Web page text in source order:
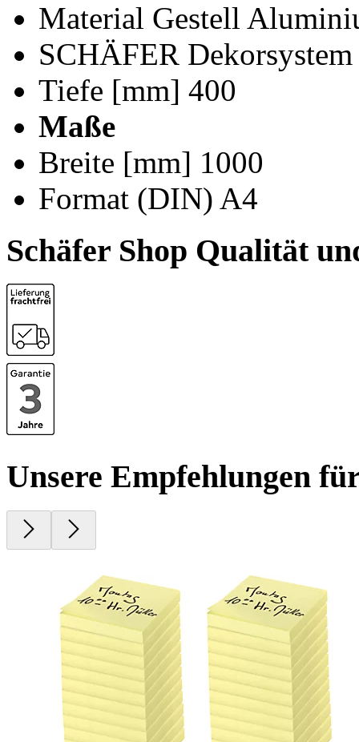
Material Gestell
SCHÄFER Dekorsystem
Tiefe [mm] 400
Maße
Breite [mm] 1000
Format (DIN) A4
Schäfer Shop Qualität
Unsere Empfehlungen